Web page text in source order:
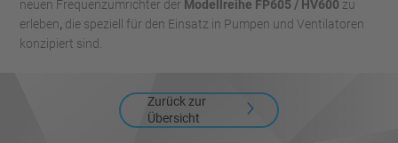
neuen Frequenzumrichter der Modellreihe FP605 / HV600 zu
erleben, die speziell für den Einsatz in Pumpen und Ventilatoren
konzipiert sind.
Zurück zur
Übersicht